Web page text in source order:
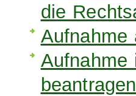
die
Aufnahme
Aufnahme
beantragen